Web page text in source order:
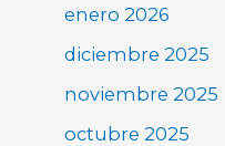
enero 2026
diciembre 2025
noviembre 2025
octubre 2025